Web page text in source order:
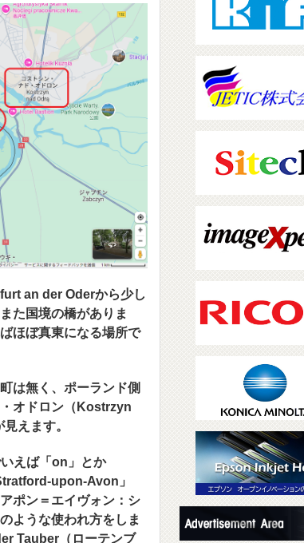
an der Oderから少し
た国境の橋がありま
ほぼ真東になる場所で
は無く、ポーランド側
オドロン（ Kostrzyn
えます。
えば「on」とか
upon-Avon」
ポン＝エイヴォン：シ
ような使われ方をしま
Tauber（ローテンブ